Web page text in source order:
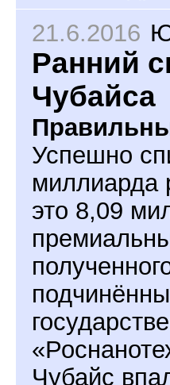
21.6.2016
Ранний
Чубайса
Успешно
миллиарда
это 8,09
Чубайс